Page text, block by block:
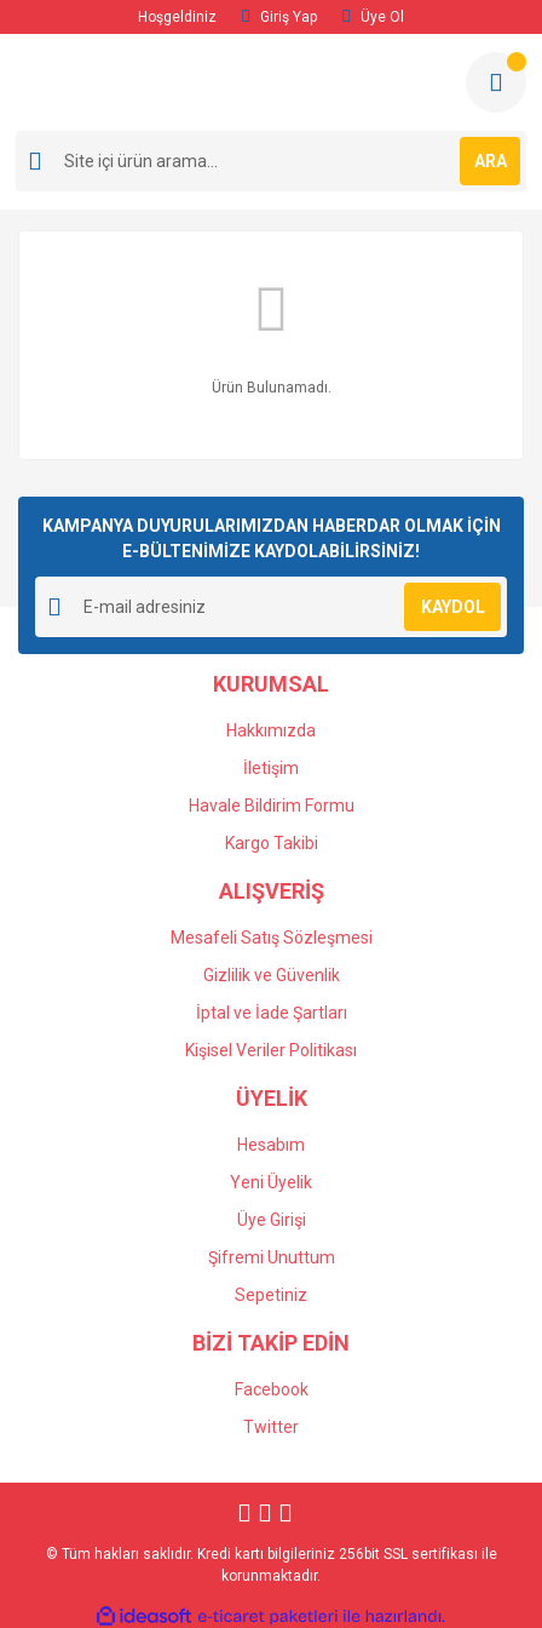
Hoşgeldiniz Giriş Yap Üye Ol
ARA
Ürün Bulunamadı.
KAMPANYA DUYURULARIMIZDAN HABERDAR OLMAK İÇİN
E-BÜLTENİMİZE KAYDOLABİLİRSİNİZ!
KAYDOL
KURUMSAL
Hakkımızda
İletişim
Havale Bildirim Formu
Kargo Takibi
ALIŞVERİŞ
Mesafeli Satış Sözleşmesi
Gizlilik ve Güvenlik
İptal ve İade Şartları
Kişisel Veriler Politikası
ÜYELİK
Hesabım
Yeni Üyelik
Üye Girişi
Şifremi Unuttum
Sepetiniz
BİZİ TAKİP EDİN
Facebook
Twitter
© Tüm hakları saklıdır. Kredi kartı bilgileriniz 256bit SSL sertifikası ile
korunmaktadır.
ideasoft e-